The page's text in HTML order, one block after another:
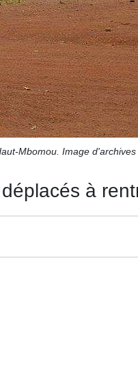
Mbomou. Image d'archives
à